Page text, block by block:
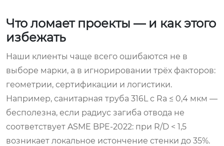
Что ломает проекты — и как этого
избежать
Наши клиенты чаще всего ошибаются не в
выборе марки, а в игнорировании трёх факторов:
геометрии, сертификации и логистики.
Например, санитарная труба 316L с Ra ≤ 0,4 мкм —
бесполезна, если радиус загиба отвода не
соответствует ASME BPE-2022: при R/D < 1,5
возникает локальное истончение стенки до 35%.